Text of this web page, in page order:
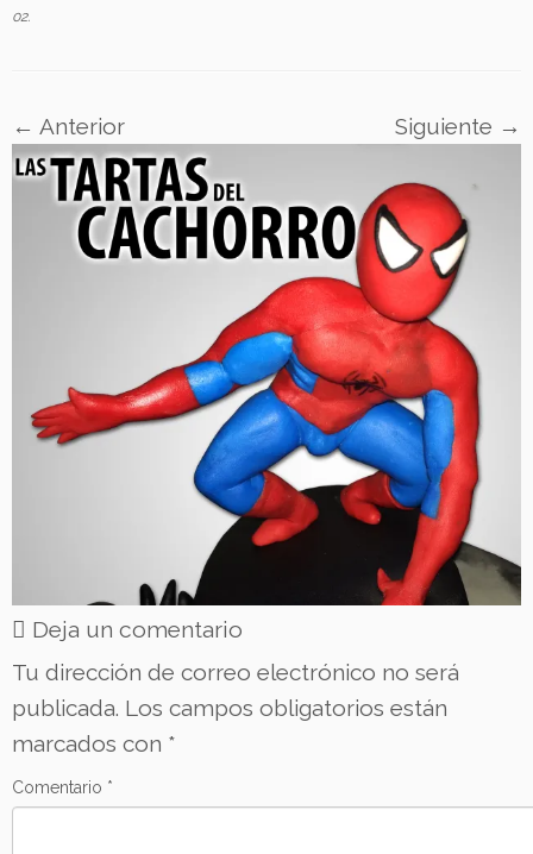
02.
← Anterior Siguiente →
Deja un comentario
Tu dirección de correo electrónico no será
publicada. Los campos obligatorios están
marcados con *
Comentario *